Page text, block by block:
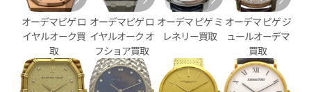
オーデマピゲ ロ
イヤルオーク買
取
オーデマピゲ ロ
イヤルオーク オ
フショア買取
オーデマ ピゲ ミ
レネリー買取
オーデマ ピゲ ジ
ュールオーデマ
買取